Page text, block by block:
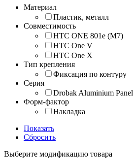
Материал
Пластик, металл
Совместимость
HTC ONE 801e (M7)
HTC One V
HTC One X
Тип крепления
Фиксация по контуру
Серия
Drobak Aluminium Panel
Форм-фактор
Накладка
Показать
Сбросить
Выберите модификацию товара